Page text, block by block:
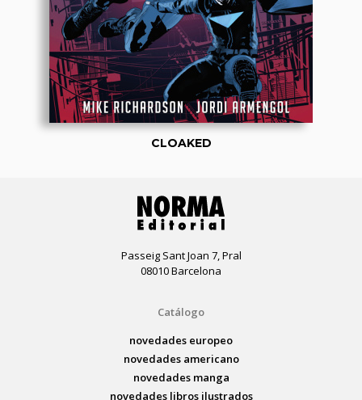
CLOAKED
Passeig Sant Joan 7, Pral
08010 Barcelona
Catálogo
novedades europeo
novedades americano
novedades manga
novedades libros ilustrados